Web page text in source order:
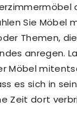
Sie Möbel
Themen,
anregen.
Möbel
es sich in
Zeit dort